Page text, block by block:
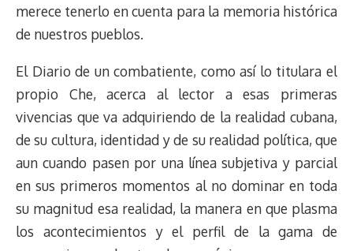
merece tenerlo en cuenta para la memoria histórica
de nuestros pueblos.
El Diario de un combatiente, como así lo titulara el
propio Che, acerca al lector a esas primeras
vivencias que va adquiriendo de la realidad cubana,
de su cultura, identidad y de su realidad política, que
aun cuando pasen por una línea subjetiva y parcial
en sus primeros momentos al no dominar en toda
su magnitud esa realidad, la manera en que plasma
los acontecimientos y el perfil de la gama de